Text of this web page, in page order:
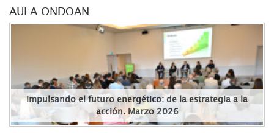
AULA ONDOAN
Impulsando el futuro energético: de la estrategia a la
acción. Marzo 2026